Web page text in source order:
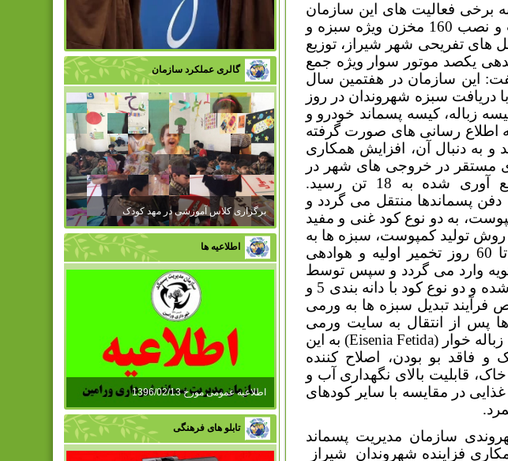
برخی فعالیت های این سازمان
در روز طبیعت از جمله شستشو، نظافت و نصب 160 مخزن ویژه سبزه و
های تفریحی شهر شیراز، توزیع
یکصد موتور سوار ویژه جمع
این سازمان در هفتمین سال
دریافت سبزه شهروندان در روز
زباله، کیسه پسماند خودرو و
اطلاع رسانی های صورت گرفته
به دنبال آن، افزایش همکاری
مستقر در خروجی های شهر در
روز سیزدهم فروردین، سبزه های جمع آوری شده به 18 تن رسید.
پسماندها منتقل می گردد و
به دو نوع کود غنی و مفید
روش تولید کمپوست، سبزه ها به
سایت تخمیر انتقال می یابد پس از 45 تا 60 روز تخمیر اولیه و هوادهی
وارد می گردد و سپس توسط
دو دستگاه سرند موجود در سایت، سرند شده و دو نوع کود با دانه بندی 5 و
فرآیند تبدیل سبزه ها به ورمی
پس از انتقال به سایت ورمی
خوار (Eisenia Fetida) به این
فاقد بو بودن، اصلاح کننده
قابلیت بالای نگهداری آب و
در مقایسه با سایر کودهای
سازمان مدیریت پسماند
فزاینده شهروندان شیراز
گالری عملکرد سازمان
برگزاری کلاس آموزشی در مهد کودک
اطلاعیه ها
اطلاعیه عمومی مورخ 1396/02/13
تابلو های فرهنگی